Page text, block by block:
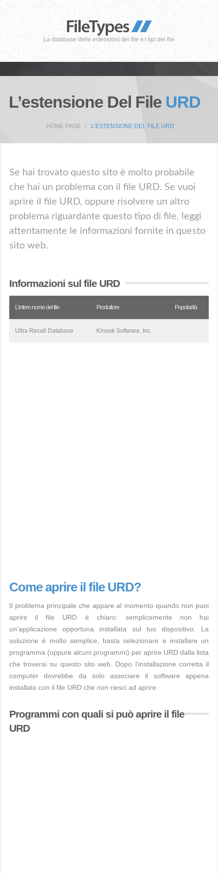
La database delle estensioni dei file e i tipi dei file
L’estensione Del File URD
HOME PAGE L’ESTENSIONE DEL FILE URD
Se hai trovato questo sito è molto probabile
che hai un problema con il file URD. Se vuoi
aprire il file URD, oppure risolvere un altro
problema riguardante questo tipo di file, leggi
attentamente le informazioni fornite in questo
sito web.
Informazioni sul file URD
L’intero nome del file Produttore Popolarità
Ultra Recall Database Kinook Software, Inc.
Come aprire il file URD?
Il problema principale che appare al momento quando non puoi
aprire il file URD è chiaro: semplicemente non hai
un’applicazione opportuna installata sul tuo dispositivo. La
soluzione è molto semplice, basta selezionare e installare un
programma (oppure alcuni programmi) per aprire URD dalla lista
che troverai su questo sito web. Dopo l’installazione corretta il
computer dovrebbe da solo associare il software appena
installato con il file URD che non riesci ad aprire.
Programmi con quali si può aprire il file
URD